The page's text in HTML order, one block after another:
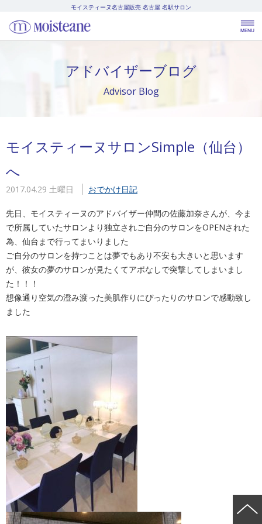
モイスティーヌ名古屋販売 名古屋 名駅サロン
アドバイザーブログ
Advisor Blog
モイスティーヌサロンSimple（仙台）
へ
2017.04.29 土曜日 おでかけ日記
先日、モイスティーヌのアドバイザー仲間の佐藤加奈さんが、今ま
で所属していたサロンより独立されご自分のサロンをOPENされた
為、仙台まで行ってまいりました
ご自分のサロンを持つことは夢でもあり不安も大きいと思います
が、彼女の夢のサロンが見たくてアポなしで突撃してしまいまし
た！！！
想像通り空気の澄み渡った美肌作りにぴったりのサロンで感動致し
ました